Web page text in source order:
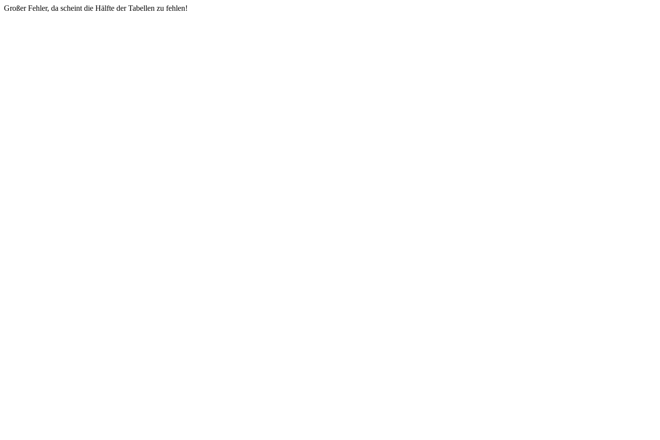
Großer Fehler, da scheint die Hälfte der Tabellen zu fehlen!